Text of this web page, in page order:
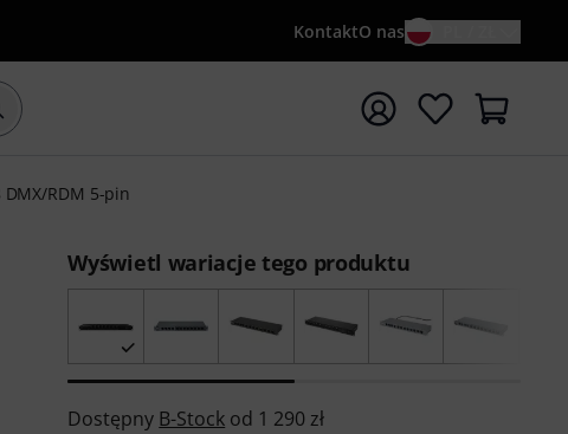
KontaktO nas
wyszukiwanie od słowa kluczowego {searchTerm}
RDM 5-pin
Wyświetl wariacje tego produktu
Dostępny B-Stock od 1 290 zł